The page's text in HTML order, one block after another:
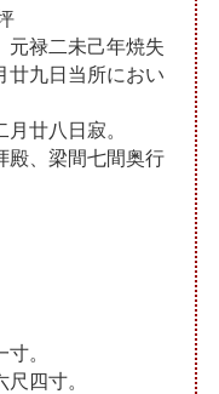
元禄二未己年焼失
廿九日当所におい
廿八日寂。
殿、梁間七間奥行
。
四寸。